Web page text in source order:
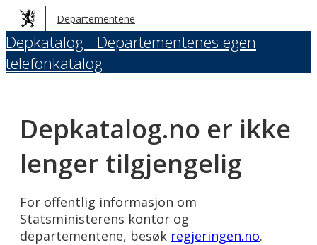
Hopp
til
hovedinnhold
Departementene
Depkatalog - Departementenes egen
telefonkatalog
Depkatalog.no er ikke
lenger tilgjengelig
For offentlig informasjon om
Statsministerens kontor og
departementene, besøk regjeringen.no.